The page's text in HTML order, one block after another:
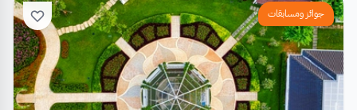
جوائز ومسابقات